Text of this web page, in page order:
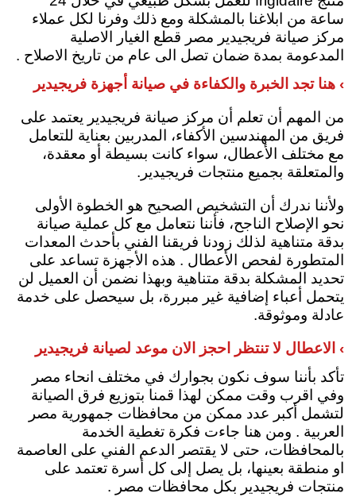
ساعة من ابلاغنا بالمشكلة ومع ذلك وفرنا لكل عملاء
مركز صيانة فريجيدير مصر قطع الغيار الاصلية
المدعومة بمدة ضمان تصل الى عام من تاريخ الاصلاح .
› هنا تجد الخبرة والكفاءة في صيانة أجهزة فريجيدير
من المهم أن تعلم أن مركز صيانة فريجيدير يعتمد على
فريق من المهندسين الأكفاء، المدربين بعناية للتعامل
مع مختلف الأعطال، سواء كانت بسيطة أو معقدة،
والمتعلقة بجميع منتجات فريجيدير.
ولأننا ندرك أن التشخيص الصحيح هو الخطوة الأولى
نحو الإصلاح الناجح، فأننا نتعامل مع كل عملية صيانة
بدقة متناهية لذلك زودنا فريقنا الفني بأحدث المعدات
المتطورة لفحص الأعطال . هذه الأجهزة تساعد على
تحديد المشكلة بدقة متناهية وبهذا نضمن أن العميل لن
يتحمل أعباء إضافية غير مبررة، بل سيحصل على خدمة
عادلة وموثوقة.
› الاعطال لا تنتظر احجز الان موعد لصيانة فريجيدير
تأكد بأننا سوف نكون بجوارك في مختلف انحاء مصر
وفي اقرب وقت ممكن لهذا قمنا بتوزيع فرق الصيانة
لتشمل أكبر عدد ممكن من محافظات جمهورية مصر
العربية . ومن هنا جاءت فكرة تغطية الخدمة
بالمحافظات، حتى لا يقتصر الدعم الفني على العاصمة
او منطقة بعينها، بل يصل إلى كل أسرة تعتمد على
منتجات فريجيدير بكل محافظات مصر .